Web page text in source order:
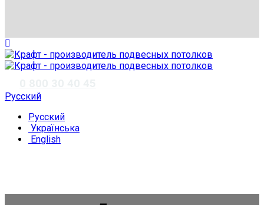
Русский
Русский
Українська
English